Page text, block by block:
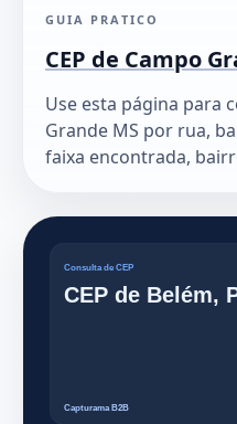
GUIA PRATICO
CEP de Campo
Use esta página para
Grande MS por rua,
faixa encontrada,